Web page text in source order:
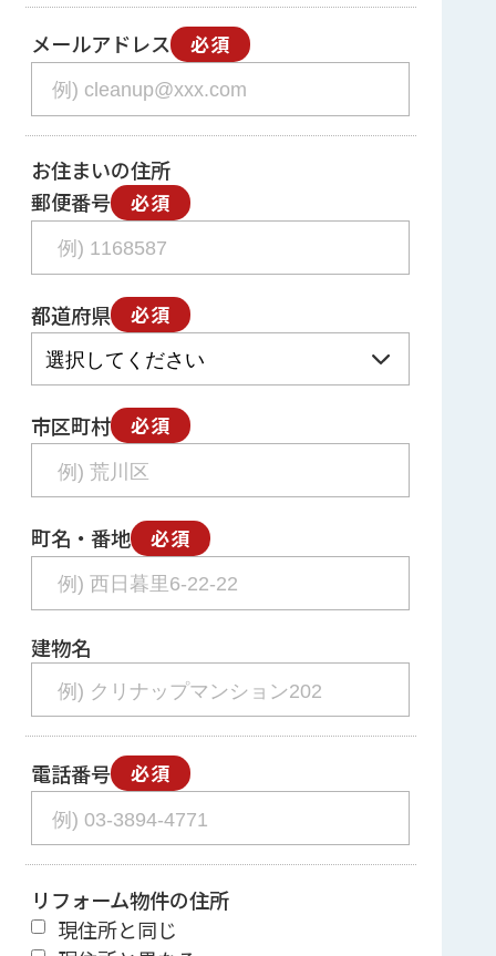
メールアドレス 必須
お住まいの住所
郵便番号
必須
都道府県 必須
市区町村 必須
町名・番地 必須
建物名
電話番号 必須
リフォーム物件の住所
現住所と同じ